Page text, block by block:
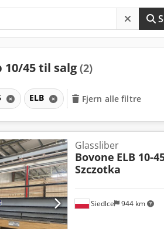
10/45 til salg (2)
ELB Fjern alle filtre
Siedlce 944 km
Glassliber
Bovone ELB 10-
Szczotka